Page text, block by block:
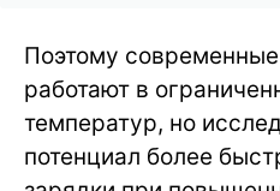
Поэтому современные
работают в
температур, но
потенциал более